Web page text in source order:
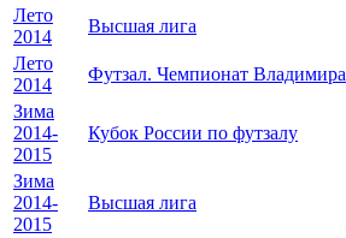
Лето
2014
Высшая лига
Лето
2014
Футзал. Чемпионат Владимира
Зима
2014-
2015
Кубок России по футзалу
Зима
2014-
2015
Высшая лига